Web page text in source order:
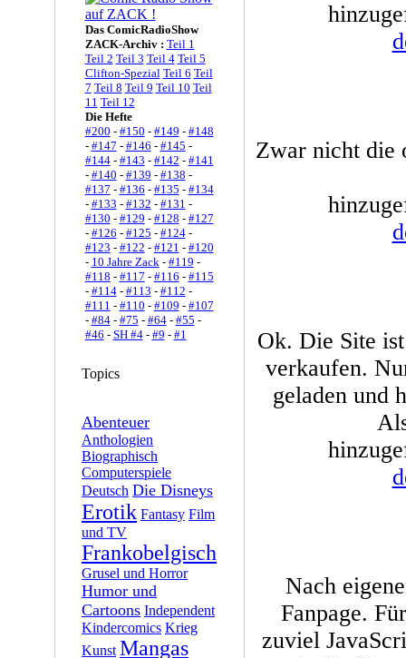
Das ComicRadioShow
ZACK-Archiv : Teil 1
Teil 2 Teil 3 Teil 4 Teil 5
Clifton-Spezial Teil 6 Teil
7 Teil 8 Teil 9 Teil 10 Teil
11 Teil 12
Die Hefte
#200 - #150 - #149 - #148
- #147 - #146 - #145 -
#144- #143 - #142 - #141
- #140 - #139 - #138 -
#137 - #136 - #135 - #134
- #133 - #132 - #131 -
#130 - #129 - #128 - #127
- #126 - #125 - #124-
#123 - #122 - #121 - #120
- 10 Jahre Zack- #119 -
#118 - #117 - #116 - #115
- #114- #113 - #112 -
#111 - #110 - #109 - #107
- #84- #75 - #64- #55 -
#46 - SH #4- #9 - #1
Topics
Abenteuer
Anthologien
Biographisch
Computerspiele
Deutsch Die Disneys
Erotik Fantasy Film
und TV
Frankobelgisch
Grusel und Horror
Humor und
Cartoons Independent
Kindercomics Krieg
Kunst Mangas
Zwar nicht die
Ok. Die Site
verkaufen.
geladen und
Nach
Fanpage.
zuviel